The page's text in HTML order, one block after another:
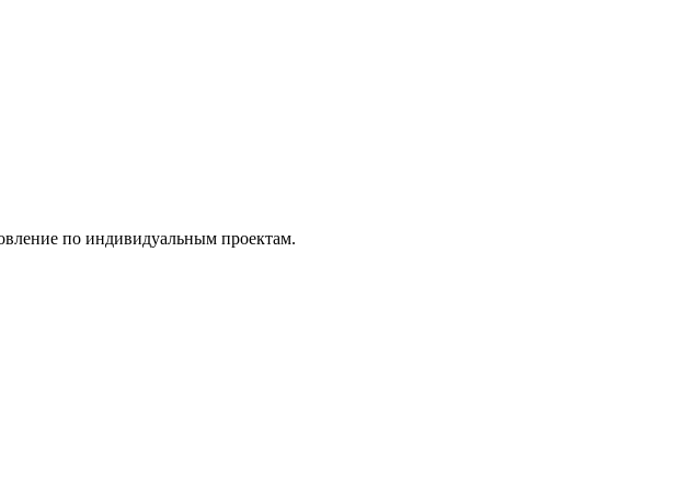
по индивидуальным проектам.